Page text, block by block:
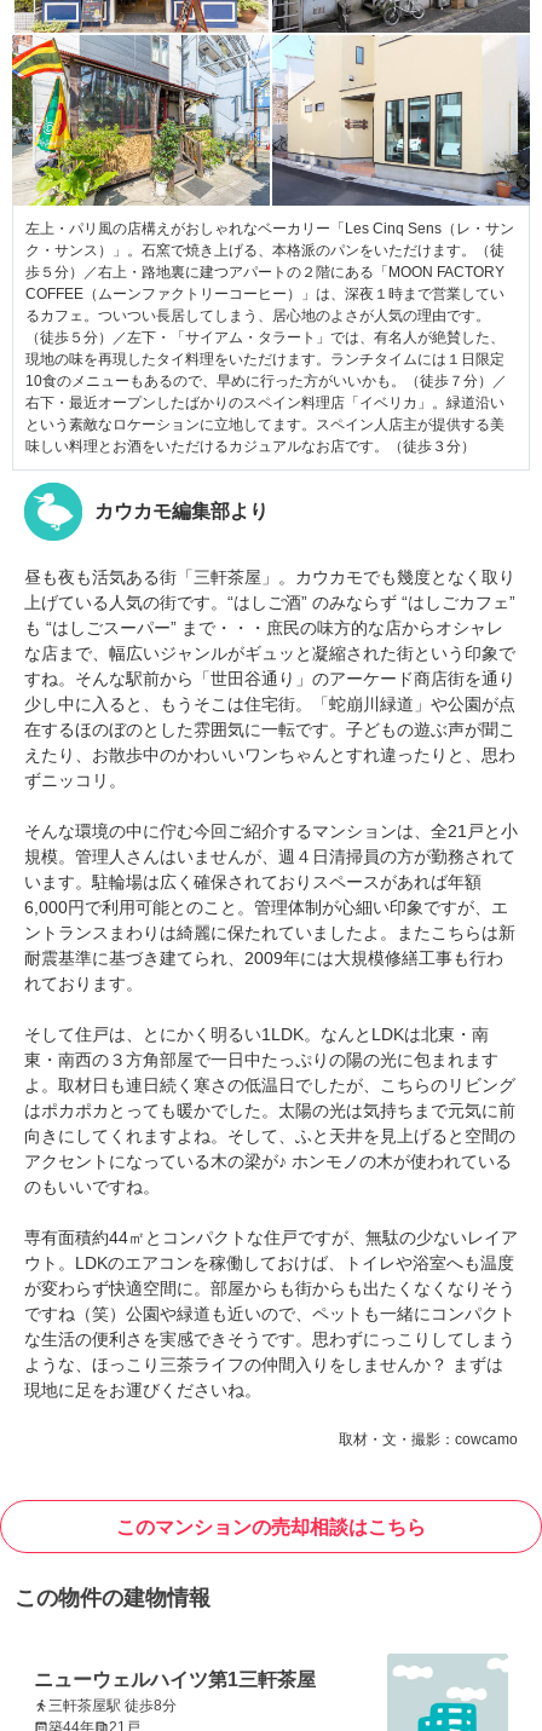
左上・パリ風の店構えがおしゃれなベーカリー「Les Cinq Sens（レ・サン
ク・サンス）」。石窯で焼き上げる、本格派のパンをいただけます。（徒
歩５分）／右上・路地裏に建つアパートの２階にある「MOON FACTORY
COFFEE（ムーンファクトリーコーヒー）」は、深夜１時まで営業してい
るカフェ。ついつい長居してしまう、居心地のよさが人気の理由です。
（徒歩５分）／左下・「サイアム・タラート」では、有名人が絶賛した、
現地の味を再現したタイ料理をいただけます。ランチタイムには１日限定
10食のメニューもあるので、早めに行った方がいいかも。（徒歩７分）／
右下・最近オープンしたばかりのスペイン料理店「イベリカ」。緑道沿い
という素敵なロケーションに立地してます。スペイン人店主が提供する美
味しい料理とお酒をいただけるカジュアルなお店です。（徒歩３分）
カウカモ編集部より
昼も夜も活気ある街「三軒茶屋」。カウカモでも幾度となく取り
上げている人気の街です。“はしご酒” のみならず “はしごカフェ”
も “はしごスーパー” まで・・・庶民の味方的な店からオシャレ
な店まで、幅広いジャンルがギュッと凝縮された街という印象で
すね。そんな駅前から「世田谷通り」のアーケード商店街を通り
少し中に入ると、もうそこは住宅街。「蛇崩川緑道」や公園が点
在するほのぼのとした雰囲気に一転です。子どもの遊ぶ声が聞こ
えたり、お散歩中のかわいいワンちゃんとすれ違ったりと、思わ
ずニッコリ。
そんな環境の中に佇む今回ご紹介するマンションは、全21戸と小
規模。管理人さんはいませんが、週４日清掃員の方が勤務されて
います。駐輪場は広く確保されておりスペースがあれば年額
6,000円で利用可能とのこと。管理体制が心細い印象ですが、エ
ントランスまわりは綺麗に保たれていましたよ。またこちらは新
耐震基準に基づき建てられ、2009年には大規模修繕工事も行わ
れております。
そして住戸は、とにかく明るい1LDK。なんとLDKは北東・南
東・南西の３方角部屋で一日中たっぷりの陽の光に包まれます
よ。取材日も連日続く寒さの低温日でしたが、こちらのリビング
はポカポカとっても暖かでした。太陽の光は気持ちまで元気に前
向きにしてくれますよね。そして、ふと天井を見上げると空間の
アクセントになっている木の梁が♪ ホンモノの木が使われている
のもいいですね。
専有面積約44㎡とコンパクトな住戸ですが、無駄の少ないレイア
ウト。LDKのエアコンを稼働しておけば、トイレや浴室へも温度
が変わらず快適空間に。部屋からも街からも出たくなくなりそう
ですね（笑）公園や緑道も近いので、ペットも一緒にコンパクト
な生活の便利さを実感できそうです。思わずにっこりしてしまう
ような、ほっこり三茶ライフの仲間入りをしませんか？ まずは
現地に足をお運びくださいね。
取材・文・撮影：cowcamo
このマンションの売却相談はこちら
この物件の建物情報
ニューウェルハイツ第1三軒茶屋
三軒茶屋駅 徒歩8分